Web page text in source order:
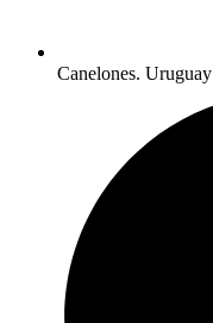
Canelones. Uruguay